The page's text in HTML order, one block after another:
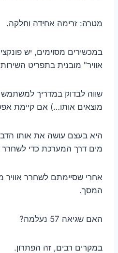
מטרה: זרימה אחידה וחלקה.
במכשירים מסוימים, יש
אוויר" מובנית בתפריט
שווה לבדוק במדריך
מוצאים אותו…) אם קיימת
היא בעצם עושה את אותו
מים דרך המערכת כדי לשחרר
אחרי שסיימתם לשחרר אוויר
המסך.
האם שגיאה 57 נעלמה?
במקרים רבים, זה הפתרון.